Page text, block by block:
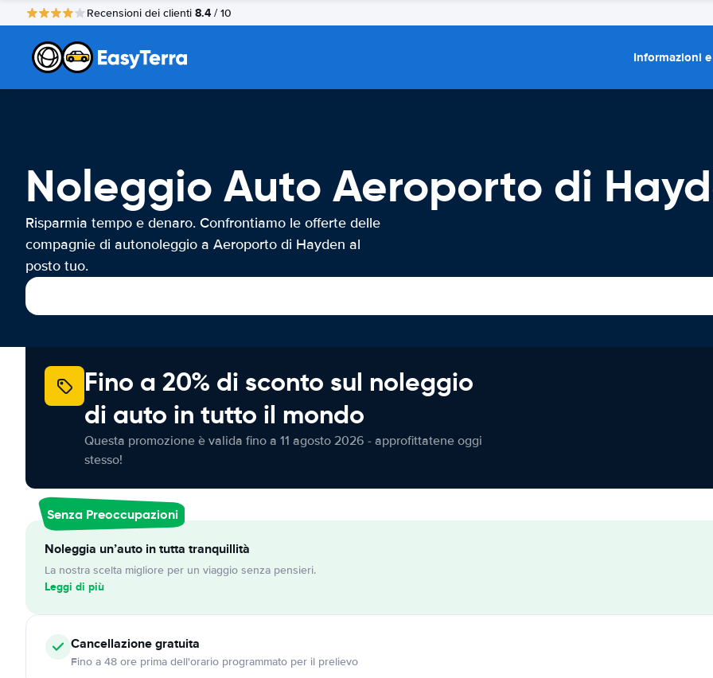
Recensioni dei clienti 8.4 / 10
Informazioni
Noleggio Auto Aeroporto di
Risparmia tempo e denaro. Confrontiamo le offerte delle
compagnie di autonoleggio a Aeroporto di Hayden al
posto tuo.
Fino a 20% di sconto sul noleggio
di auto in tutto il mondo
Questa promozione è valida fino a 11 agosto 2026 - approfittatene oggi
stesso!
Senza Preoccupazioni
Noleggia un’auto in tutta tranquillità
La nostra scelta migliore per un viaggio senza pensieri.
Leggi di più
Cancellazionegratuita
Fino a 48 ore prima dell'orario programmato per il prelievo